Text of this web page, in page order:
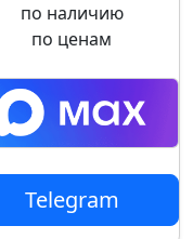
по наличию
по ценам
Telegram